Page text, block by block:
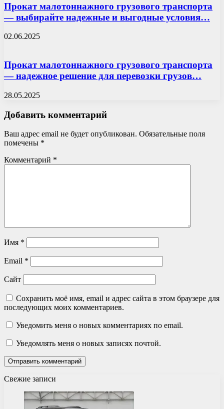
Прокат малотоннажного грузового транспорта
— выбирайте надежные и выгодные условия…
02.06.2025
Прокат малотоннажного грузового транспорта
— надежное решение для перевозки грузов…
28.05.2025
Добавить комментарий
Ваш адрес email не будет опубликован. Обязательные поля
помечены *
Комментарий *
Имя *
Email *
Сайт
Сохранить моё имя, email и адрес сайта в этом браузере для
последующих моих комментариев.
Уведомить меня о новых комментариях по email.
Уведомлять меня о новых записях почтой.
Свежие записи